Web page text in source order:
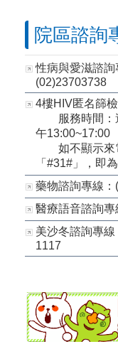
院區諮詢
性病與愛滋諮
(02)23703738
4樓HIV匿名篩
服務時間：
午13:00~17:00
如不顯示來
「#31#」，即
藥物諮詢專線
醫療語音諮詢
美沙冬諮詢專
1117